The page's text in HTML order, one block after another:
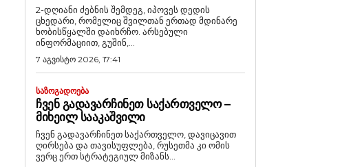
2-დღიანი ძებნის შემდეგ, იპოვეს დედის
ცხედარი, რომელიც შვილთან ერთად მდინარე
ხობისწყალში დაიხრჩო. არსებული
ინფორმაციით, გუშინ,...
7 აგვისტო 2026, 17:41
ᲡᲐᲖᲝᲒᲐᲓᲝᲔᲑᲐ
ᲩᲕᲔᲜ ᲒᲐᲓᲐᲕᲐᲠᲩᲘᲜᲔᲗ ᲡᲐᲥᲐᲠᲗᲕᲔᲚᲝ –
ᲛᲘᲮᲔᲘᲚ ᲡᲐᲐᲙᲐᲨᲕᲘᲚᲘ
ჩვენ გადავარჩინეთ საქართველო, დავიცავით
ღირსება და თავისუფლება, რუსეთმა კი ომის
ვერც ერთ სტრატეგიულ მიზანს...